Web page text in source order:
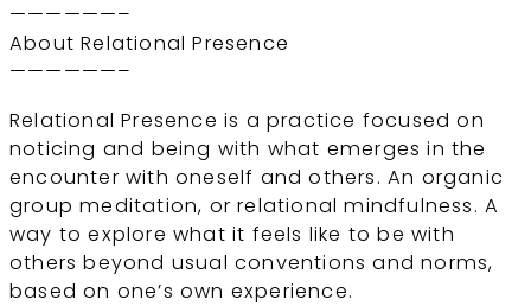
——————–
About Relational Presence
——————–
Relational Presence is a practice focused on
noticing and being with what emerges in the
encounter with oneself and others. An organic
group meditation, or relational mindfulness. A
way to explore what it feels like to be with
others beyond usual conventions and norms,
based on one’s own experience.